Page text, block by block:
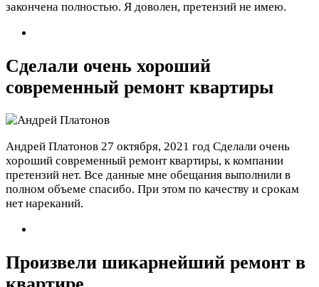
закончена полностью. Я доволен, претензий не имею.
Сделали очень хороший
современный ремонт квартиры
Андрей Платонов 27 октября, 2021 год Сделали очень
хороший современный ремонт квартиры, к компании
претензий нет. Все данные мне обещания выполнили в
полном объеме спасибо. При этом по качеству и срокам
нет нареканий.
Произвели шикарнейший ремонт в